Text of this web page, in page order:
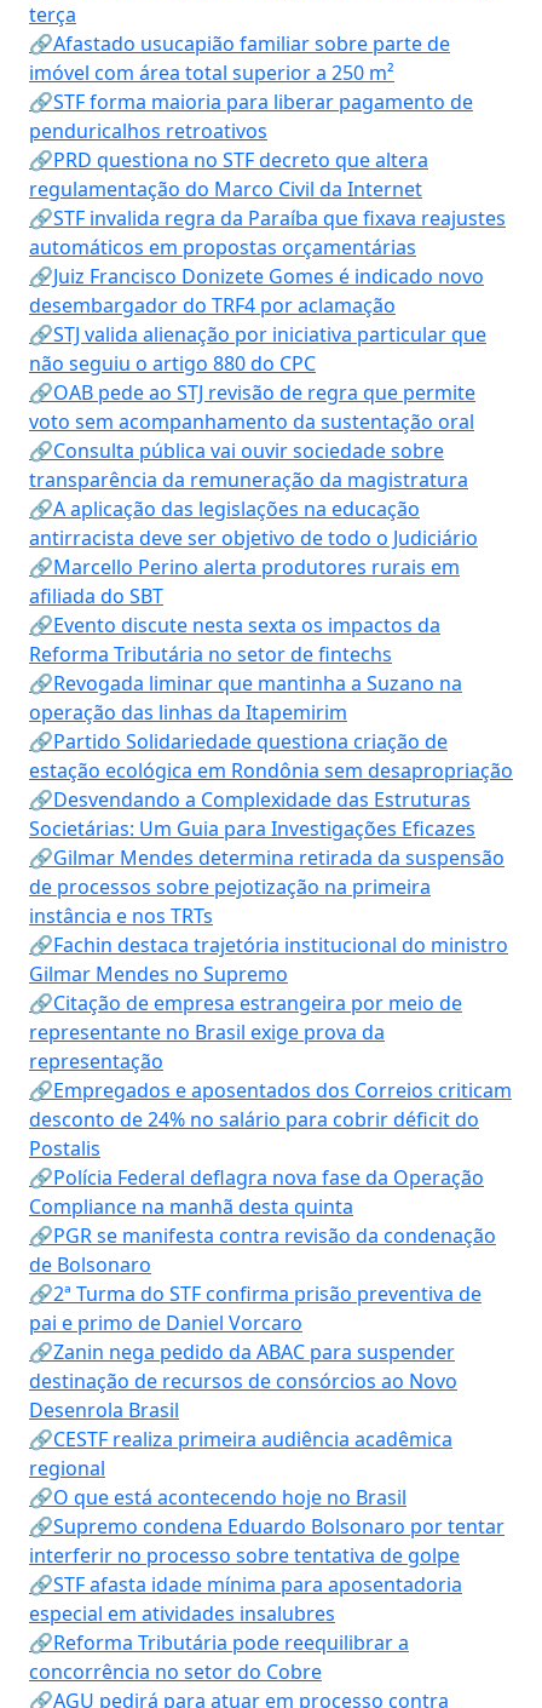
terça
🔗Afastado usucapião familiar sobre parte de
imóvel com área total superior a 250 m²
🔗STF forma maioria para liberar pagamento de
penduricalhos retroativos
🔗PRD questiona no STF decreto que altera
regulamentação do Marco Civil da Internet
🔗STF invalida regra da Paraíba que fixava reajustes
automáticos em propostas orçamentárias
🔗Juiz Francisco Donizete Gomes é indicado novo
desembargador do TRF4 por aclamação
🔗STJ valida alienação por iniciativa particular que
não seguiu o artigo 880 do CPC
🔗OAB pede ao STJ revisão de regra que permite
voto sem acompanhamento da sustentação oral
🔗Consulta pública vai ouvir sociedade sobre
transparência da remuneração da magistratura
🔗A aplicação das legislações na educação
antirracista deve ser objetivo de todo o Judiciário
🔗Marcello Perino alerta produtores rurais em
afiliada do SBT
🔗Evento discute nesta sexta os impactos da
Reforma Tributária no setor de fintechs
🔗Revogada liminar que mantinha a Suzano na
operação das linhas da Itapemirim
🔗Partido Solidariedade questiona criação de
estação ecológica em Rondônia sem desapropriação
🔗Desvendando a Complexidade das Estruturas
Societárias: Um Guia para Investigações Eficazes
🔗Gilmar Mendes determina retirada da suspensão
de processos sobre pejotização na primeira
instância e nos TRTs
🔗Fachin destaca trajetória institucional do ministro
Gilmar Mendes no Supremo
🔗Citação de empresa estrangeira por meio de
representante no Brasil exige prova da
representação
🔗Empregados e aposentados dos Correios criticam
desconto de 24% no salário para cobrir déficit do
Postalis
🔗Polícia Federal deflagra nova fase da Operação
Compliance na manhã desta quinta
🔗PGR se manifesta contra revisão da condenação
de Bolsonaro
🔗2ª Turma do STF confirma prisão preventiva de
pai e primo de Daniel Vorcaro
🔗Zanin nega pedido da ABAC para suspender
destinação de recursos de consórcios ao Novo
Desenrola Brasil
🔗CESTF realiza primeira audiência acadêmica
regional
🔗O que está acontecendo hoje no Brasil
🔗Supremo condena Eduardo Bolsonaro por tentar
interferir no processo sobre tentativa de golpe
🔗STF afasta idade mínima para aposentadoria
especial em atividades insalubres
🔗Reforma Tributária pode reequilibrar a
concorrência no setor do Cobre
🔗AGU pedirá para atuar em processo contra